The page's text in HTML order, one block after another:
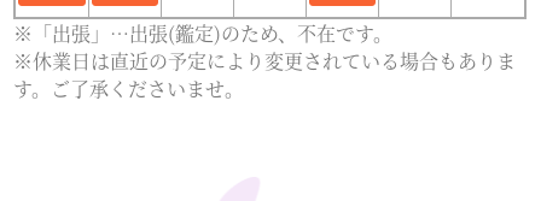
※「出張」…出張(鑑定)のため、不在です。
※休業日は直近の予定により変更されている場合もありま
す。ご了承くださいませ。